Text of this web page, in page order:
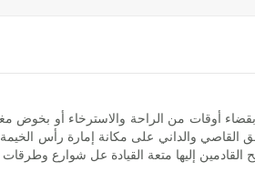
أوقات من الراحة والاسترخاء أو بخوض
القاصي والداني على مكانة إمارة رأس
القادمين إليها متعة القيادة عل شوارع